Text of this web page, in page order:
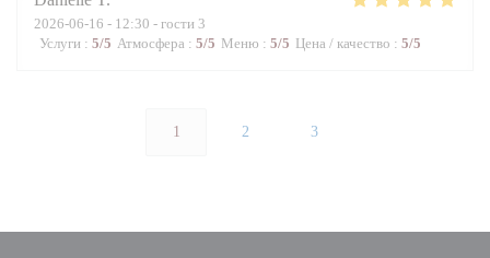
2026-06-16 - 12:30 - гости 3
Услуги : 5/5 Атмосфера : 5/5 Меню : 5/5 Цена / качество : 5/5
1 2 3